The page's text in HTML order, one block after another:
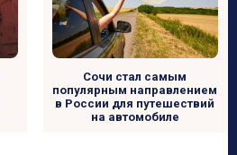
Сочи стал самым
популярным направлением
в России для путешествий
на автомобиле